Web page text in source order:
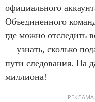
официального
Объединенного
где можно отследить
— узнать, сколько
пути следования. На
миллиона!